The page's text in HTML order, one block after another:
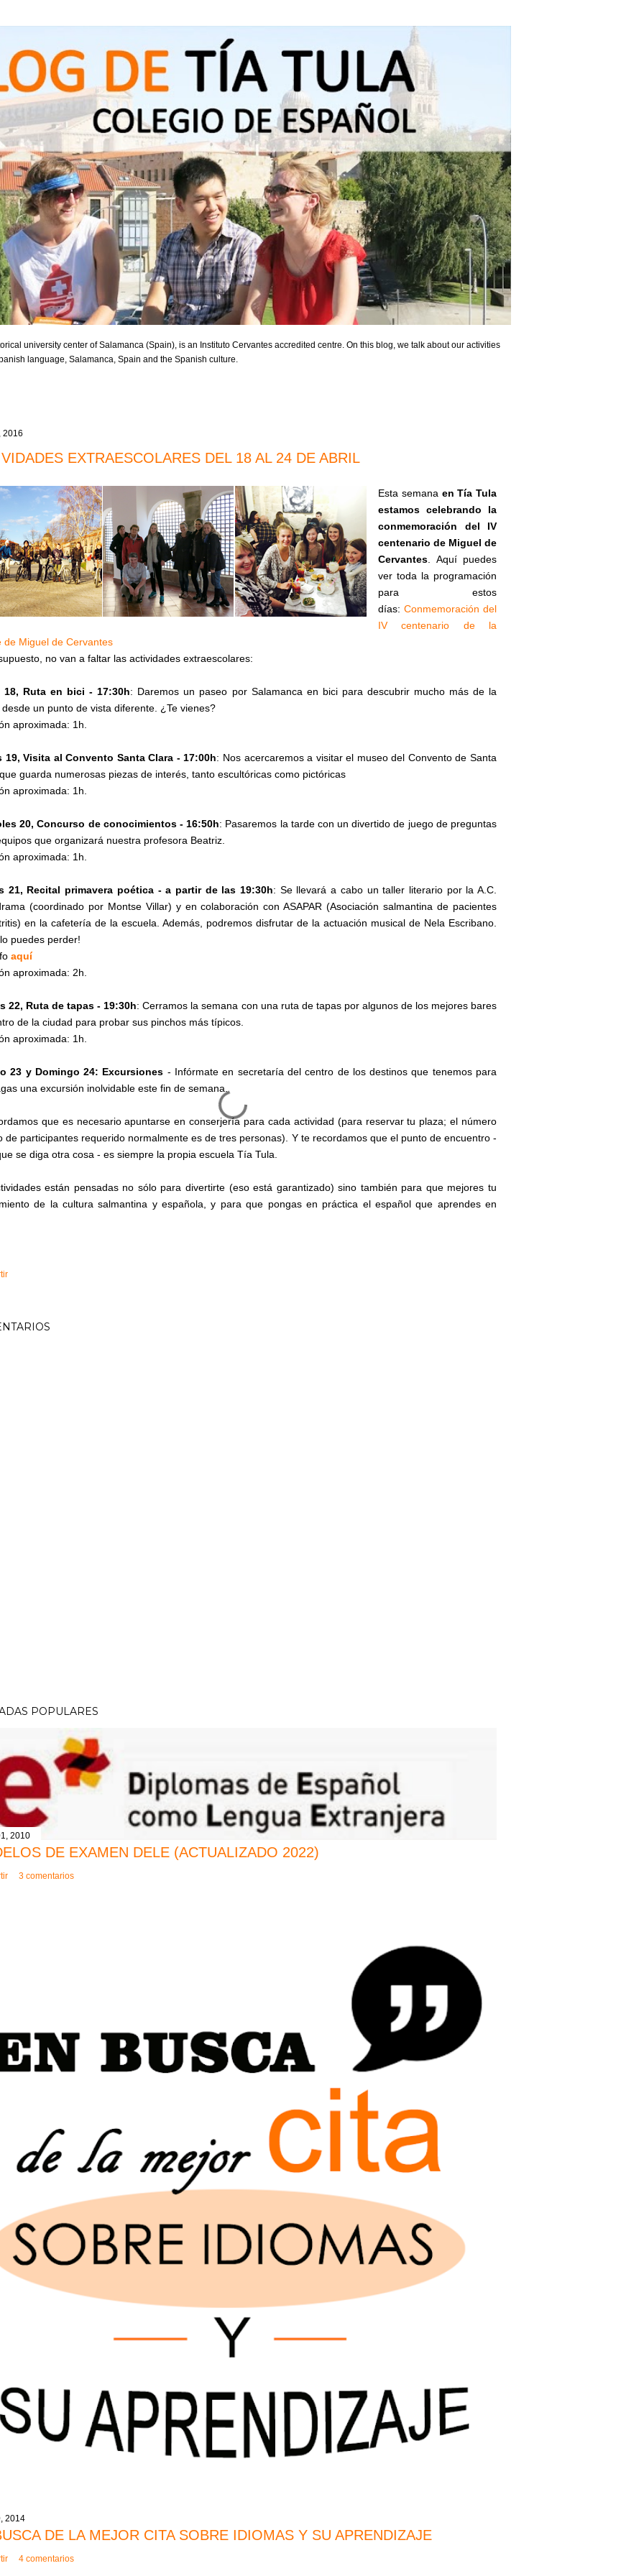
university center of Salamanca (Spain), is an Instituto Cervantes accredited centre. On this blog, we talk about our activities
language, Salamanca, Spain and the Spanish culture.
2016
EXTRAESCOLARES DEL 18 AL 24 DE ABRIL
Esta semana en Tía Tula
estamos celebrando la
conmemoración del IV
centenario de Miguel de
Cervantes . Aquí puedes
ver toda la programación
para estos
días: Conmemoración del
IV centenario de la
de Miguel de Cervantes
no van a faltar las actividades extraescolares:
18, Ruta en bici - 17:30h: Daremos un paseo por Salamanca en bici para descubrir mucho más de la
un punto de vista diferente. ¿Te vienes?
aproximada: 1h.
19, Visita al Convento Santa Clara - 17:00h: Nos acercaremos a visitar el museo del Convento de Santa
guarda numerosas piezas de interés, tanto escultóricas como pictóricas
aproximada: 1h.
20, Concurso de conocimientos - 16:50h: Pasaremos la tarde con un divertido de juego de preguntas
que organizará nuestra profesora Beatriz.
aproximada: 1h.
21, Recital primavera poética - a partir de las 19:30h: Se llevará a cabo un taller literario por la A.C.
(coordinado por Montse Villar) y en colaboración con ASAPAR (Asociación salmantina de pacientes
en la cafetería de la escuela. Además, podremos disfrutar de la actuación musical de Nela Escribano.
puedes perder!
aquí
aproximada: 2h.
22, Ruta de tapas - 19:30h: Cerramos la semana con una ruta de tapas por algunos de los mejores bares
de la ciudad para probar sus pinchos más típicos.
aproximada: 1h.
23 y Domingo 24: Excursiones - Infórmate en secretaría del centro de los destinos que tenemos para
una excursión inolvidable este fin de semana.
que es necesario apuntarse en conserjería para cada actividad (para reservar tu plaza; el número
de participantes requerido normalmente es de tres personas). Y te recordamos que el punto de encuentro -
se diga otra cosa - es siempre la propia escuela Tía Tula.
están pensadas no sólo para divertirte (eso está garantizado) sino también para que mejores tu
de la cultura salmantina y española, y para que pongas en práctica el español que aprendes en
POPULARES
2010
DE EXAMEN DELE (ACTUALIZADO 2022)
3 comentarios
2014
DE LA MEJOR CITA SOBRE IDIOMAS Y SU APRENDIZAJE
4 comentarios